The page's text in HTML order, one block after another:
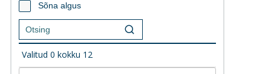
Sõna algus
Valitud 0 kokku 12